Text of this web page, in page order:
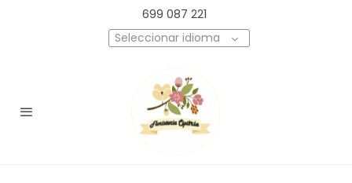
699 087 221
Seleccionar idioma